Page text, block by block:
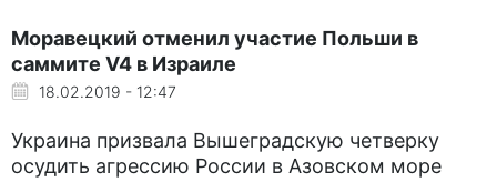
Моравецкий отменил участие Польши в
саммите V4 в Израиле
18.02.2019 - 12:47
Украина призвала Вышеградскую четверку
осудить агрессию России в Азовском море